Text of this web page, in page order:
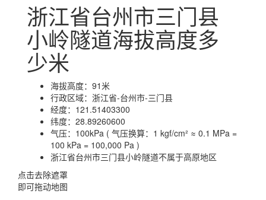
浙江省台州市三门县
小岭隧道海拔高度多
少米
海拔高度： 91米
行政区域： 浙江省-台州市-三门县
经度： 121.51403300
纬度： 28.89260600
气压： 100kPa ( 气压换算：1 kgf/cm² ≈ 0.1 MPa =
100 kPa = 100,000 Pa )
浙江省台州市三门县小岭隧道不属于高原地区
点击去除遮罩
即可拖动地图